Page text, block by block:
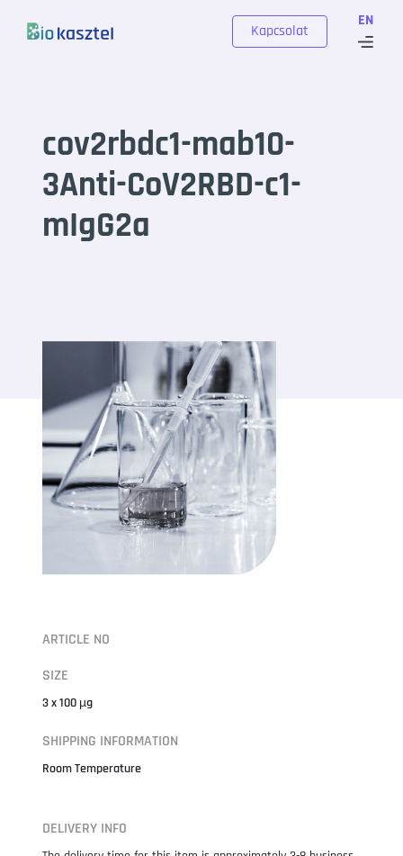
EN
Kapcsolat
cov2rbdc1-mab10-
3Anti-CoV2RBD-c1-
mIgG2a
ARTICLE NO
SIZE
3 x 100 µg
SHIPPING INFORMATION
Room Temperature
DELIVERY INFO